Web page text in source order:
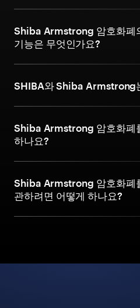
Shiba Armstrong 암호화폐
기능은 무엇인가요?
SHIBA와 Shiba Armstrong
Shiba Armstrong 암호화폐
하나요?
Shiba Armstrong 암호화폐
관하려면 어떻게 하나요?